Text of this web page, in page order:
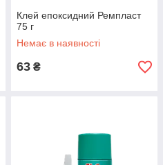
Клей епоксидний Ремпласт
75 г
Немає в наявності
63 ₴